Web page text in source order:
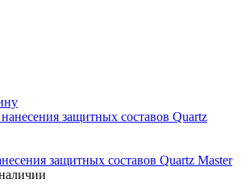
защитных составов Quartz Master